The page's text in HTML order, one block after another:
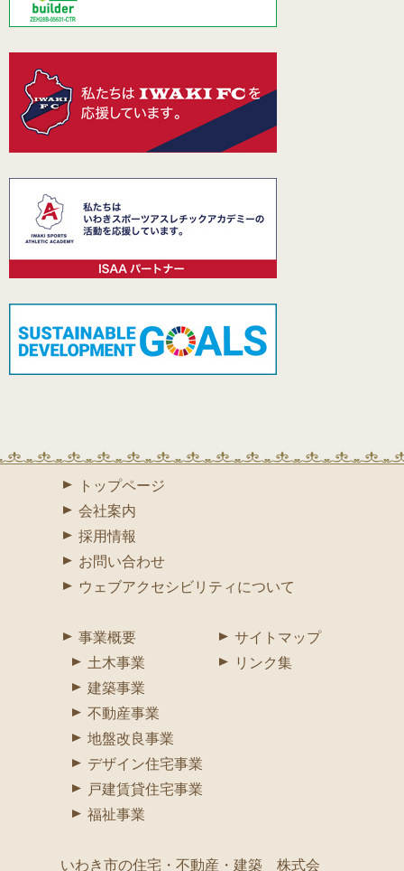
トップページ
会社案内
採用情報
お問い合わせ
ウェブアクセシビリティについて
事業概要
土木事業
建築事業
不動産事業
地盤改良事業
デザイン住宅事業
戸建賃貸住宅事業
福祉事業
サイトマップ
リンク集
いわき市の住宅・不動産・建築 株式会